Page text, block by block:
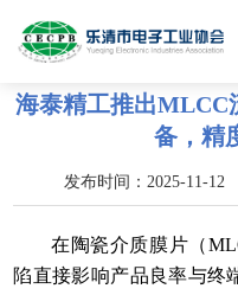
海泰精工推出MLCC
备，精
发布时间：2025-
在陶瓷介质膜片（
陷直接影响产品良率与终